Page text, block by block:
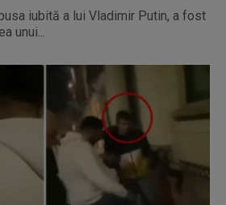
iubită a lui Vladimir Putin, a fost
unui...